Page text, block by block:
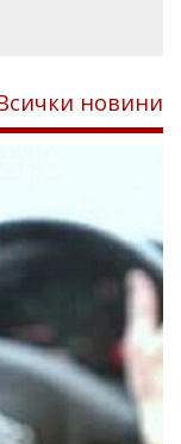
новини